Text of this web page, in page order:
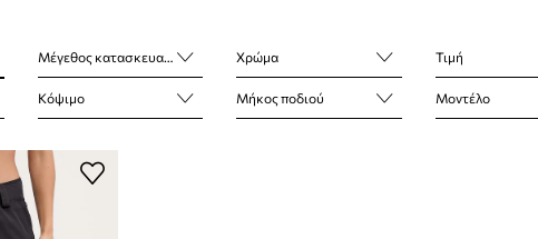
Μέγεθος κατασκευαστή Χρώμα Τιμή
Κόψιμο Μήκος ποδιού Μοντέλο